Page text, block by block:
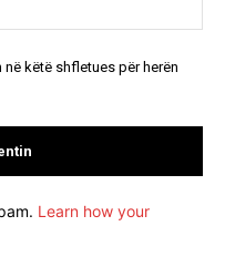
këtë shfletues për herën
Learn how your